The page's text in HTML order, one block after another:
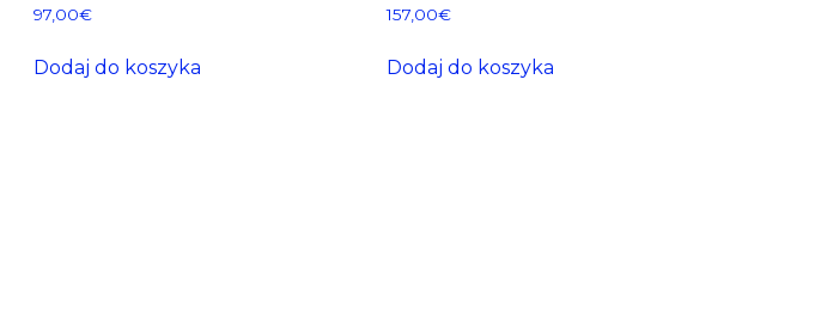
97,00€
Dodaj do koszyka
157,00€
Dodaj do koszyka